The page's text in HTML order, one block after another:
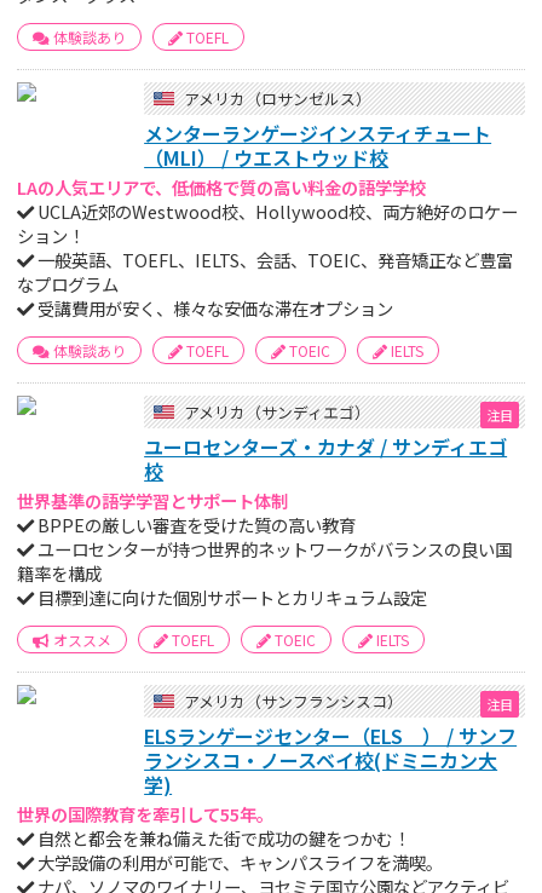
体験談あり TOEFL
アメリカ（ロサンゼルス）
メンターランゲージインスティチュート
（MLI） / ウエストウッド校
LAの人気エリアで、低価格で質の高い料金の語学学校
UCLA近郊のWestwood校、Hollywood校、両方絶好のロケー
ション！
一般英語、TOEFL、IELTS、会話、TOEIC、発音矯正など豊富
なプログラム
受講費用が安く、様々な安価な滞在オプション
体験談あり TOEFL TOEIC IELTS
アメリカ（サンディエゴ）
ユーロセンターズ・カナダ / サンディエゴ
校
世界基準の語学学習とサポート体制
BPPEの厳しい審査を受けた質の高い教育
ユーロセンターが持つ世界的ネットワークがバランスの良い国
籍率を構成
目標到達に向けた個別サポートとカリキュラム設定
オススメ TOEFL TOEIC IELTS
アメリカ（サンフランシスコ）
ELSランゲージセンター（ELS ） / サンフ
ランシスコ・ノースベイ校(ドミニカン大
学)
世界の国際教育を牽引して55年。
自然と都会を兼ね備えた街で成功の鍵をつかむ！
大学設備の利用が可能で、キャンパスライフを満喫。
ナパ、ソノマのワイナリー、ヨセミテ国立公園などアクティビ